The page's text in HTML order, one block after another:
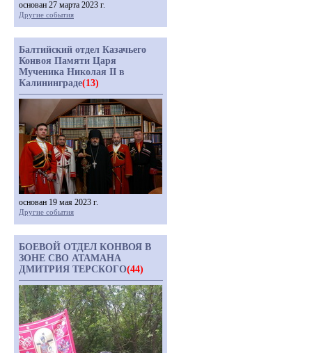
основан 27 марта 2023 г.
Другие события
Балтийский отдел Казачьего
Конвоя Памяти Царя
Мученика Николая II в
Калининграде(13)
основан 19 мая 2023 г.
Другие события
БОЕВОЙ ОТДЕЛ КОНВОЯ В
ЗОНЕ СВО АТАМАНА
ДМИТРИЯ ТЕРСКОГО(44)